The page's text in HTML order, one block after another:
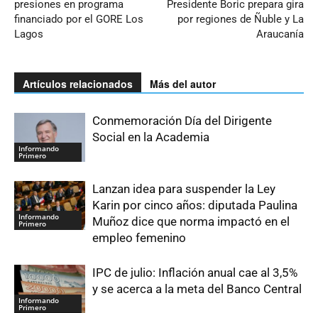
presiones en programa
financiado por el GORE Los
Lagos
Presidente Boric prepara gira
por regiones de Ñuble y La
Araucanía
Artículos relacionados Más del autor
Informando
Primero
Conmemoración Día del Dirigente
Social en la Academia
Informando
Primero
Lanzan idea para suspender la Ley
Karin por cinco años: diputada Paulina
Muñoz dice que norma impactó en el
empleo femenino
Informando
Primero
IPC de julio: Inflación anual cae al 3,5%
y se acerca a la meta del Banco Central